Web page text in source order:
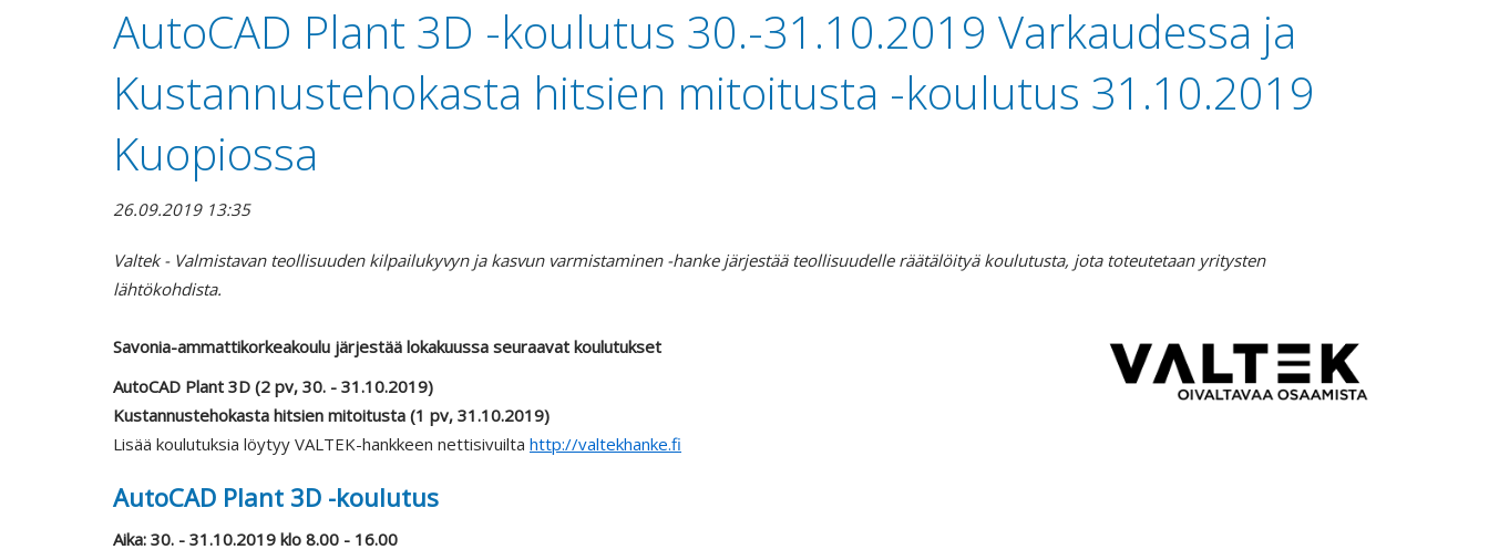
AutoCAD Plant 3D -koulutus 30.-31.10.2019 Varkaudessa ja
Kustannustehokasta hitsien mitoitusta -koulutus 31.10.2019
Kuopiossa
26.09.2019 13:35
Valtek - Valmistavan teollisuuden kilpailukyvyn ja kasvun varmistaminen -hanke järjestää teollisuudelle räätälöityä koulutusta, jota toteutetaan yritysten
lähtökohdista.
Savonia-ammattikorkeakoulu järjestää lokakuussa seuraavat koulutukset
AutoCAD Plant 3D (2 pv, 30. - 31.10.2019)
Kustannustehokasta hitsien mitoitusta (1 pv, 31.10.2019)
Lisää koulutuksia löytyy VALTEK-hankkeen nettisivuilta http://valtekhanke.fi
AutoCAD Plant 3D -koulutus
Aika: 30. - 31.10.2019 klo 8.00 - 16.00